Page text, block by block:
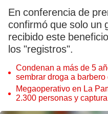
En conferencia de
confirmó que solo un
recibido este
los "registros".
Condenan a más de 5
sembrar droga a
Megaoperativo en La
2.300 personas y